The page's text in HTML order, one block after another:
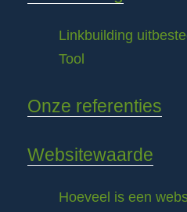
Linkbuilding
Tool
Onze referenties
Websitewaarde
Hoeveel is een